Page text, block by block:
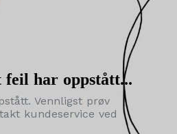
feil har oppstått...
Vennligst prøv
kundeservice ved